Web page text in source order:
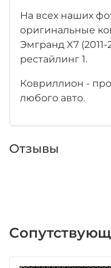
На всех наших
оригинальные
Эмгранд X7
рестайлинг 1.
Ковриллион -
любого авто.
Отзывы